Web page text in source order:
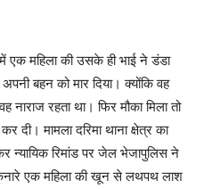
एक महिला की उसके ही भाई ने डंडा
बहन को मार दिया। क्योंकि वह
रहता था। फिर मौका मिला तो
दी। मामला दरिमा थाना क्षेत्र का
न्यायिक रिमांड पर जेल भेजापुलिस ने
किनारे एक महिला की खून से लथपथ लाश